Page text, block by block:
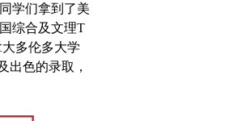
学们拿到了美
综合及文理T
多伦多大学
出色的录取，